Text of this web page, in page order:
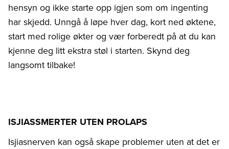
hensyn og ikke starte opp igjen som om ingenting
har skjedd. Unngå å løpe hver dag, kort ned øktene,
start med rolige økter og vær forberedt på at du kan
kjenne deg litt ekstra støl i starten. Skynd deg
langsomt tilbake!
ISJIASSMERTER UTEN PROLAPS
Isjiasnerven kan også skape problemer uten at det er